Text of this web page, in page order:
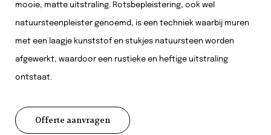
mooie, matte uitstraling. Rotsbepleistering, ook wel
natuursteenpleister genoemd, is een techniek waarbij muren
met een laagje kunststof en stukjes natuursteen worden
afgewerkt, waardoor een rustieke en heftige uitstraling
ontstaat.
Offerte aanvragen